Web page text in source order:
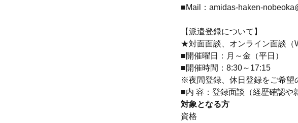
■Mail：amidas-haken-
【派遣登録について】
★対面面談、オンライン面談（
■開催曜日：月～金（平日）
■開催時間：8:30～17:15
※夜間登録、休日登録をご希望
■内 容：登録面談（経歴確認や
対象となる方
資格